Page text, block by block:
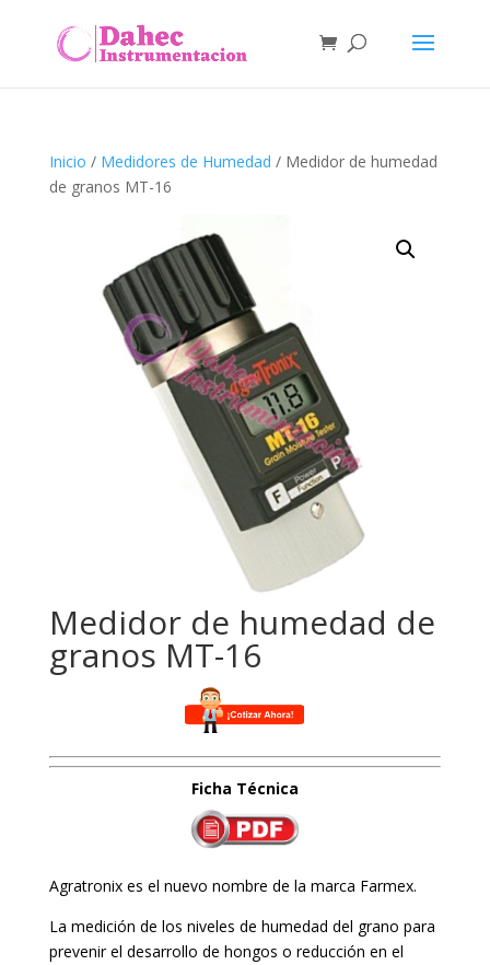
Inicio / Medidores de Humedad / Medidor de humedad
de granos MT-16
Medidor de humedad de
granos MT-16
Ficha Técnica
Agratronix es el nuevo nombre de la marca Farmex.
La medición de los niveles de humedad del grano para
prevenir el desarrollo de hongos o reducción en el